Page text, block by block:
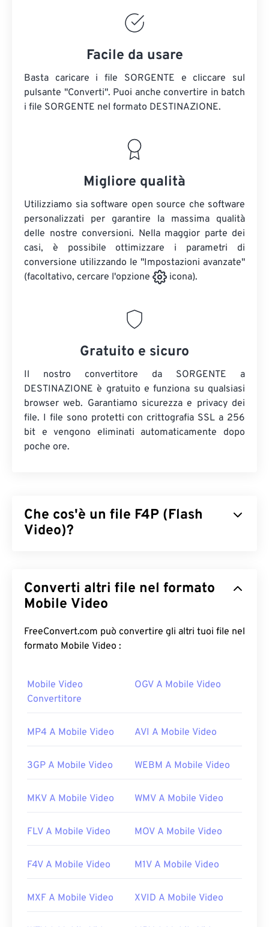
Facile da usare
Basta caricare i file SORGENTE e cliccare sul
pulsante "Converti". Puoi anche convertire in batch
i file SORGENTE nel formato DESTINAZIONE.
Migliore qualità
Utilizziamo sia software open source che software
personalizzati per garantire la massima qualità
delle nostre conversioni. Nella maggior parte dei
casi, è possibile ottimizzare i parametri di
conversione utilizzando le "Impostazioni avanzate"
(facoltativo, cercare l'opzione
icona).
Gratuito e sicuro
Il nostro convertitore da SORGENTE a
DESTINAZIONE è gratuito e funziona su qualsiasi
browser web. Garantiamo sicurezza e privacy dei
file. I file sono protetti con crittografia SSL a 256
bit e vengono eliminati automaticamente dopo
poche ore.
Che cos'è un file F4P (Flash
Video)?
multimediali con un codec e ne facilita la
distribuzione in streaming audio e video su
formato di F4V, con la differenza che i file F4P sono
protetti daDigital Rights Management (DRM)
Sulla maggior parte delle piattaforme, i file F4P si
predefinita. Su Microsoft Windows,Adobe AIR
con VLC Media Player
È importante sapere che
i dispositivi Apple iOS
che può aggirare le restrizioni di iOS. Ricorda
Sviluppato da: Adobe
Versione iniziale:
Converti altri file nel formato
Mobile Video
FreeConvert.com può convertire gli altri tuoi file nel
formato Mobile Video :
Mobile Video
Convertitore
OGV A Mobile Video
MP4 A Mobile Video AVI A Mobile Video
3GP A Mobile Video WEBM A Mobile Video
MKV A Mobile Video WMV A Mobile Video
FLV A Mobile Video MOV A Mobile Video
F4V A Mobile Video M1V A Mobile Video
MXF A Mobile Video XVID A Mobile Video